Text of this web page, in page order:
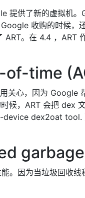
供了新的虚拟机
收购的时候，
。在 4.4 ，ART
of-time
关心，因为 Google
候，ART 会把 dex
dex2oat tool.
因为当垃圾回收线